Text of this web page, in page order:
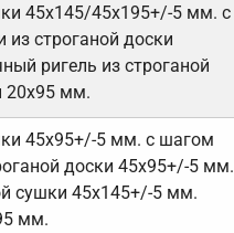
45х145/45х195+/-5 мм. с
строганой доски
ригель из строганой
20х95 мм.
45х95+/-5 мм. с шагом
доски 45х95+/-5 мм.
сушки 45х145+/-5 мм.
мм.